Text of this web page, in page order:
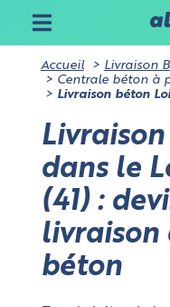
Accueil
Livraison
Centrale béton à
Livraison béton
dans le
(41) :
livraison
béton